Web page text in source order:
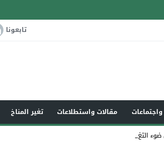
تابعونا
مقالات واستطلاعات تغير المناخ
التغير المناخي_